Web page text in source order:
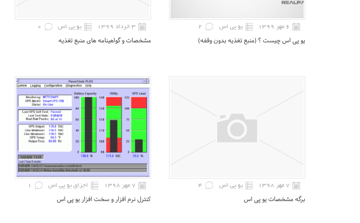
۶ مهر ۱۳۹۹ یو پی اس 2
یو ‌پی اس چیست ؟ (منبع تغذیه بدون وقفه)
۳ خرداد ۱۳۹۹ یو پی اس 0
مشخصات و گواهینامه های منبع تغذیه
۷ مهر ۱۳۹۸ یو پی اس 4
برگه مشخصات یو پی اس
۷ مهر ۱۳۹۸ اجزای یو پی اس 1
کنترل نرم افزار و سخت افزار یو پی اس